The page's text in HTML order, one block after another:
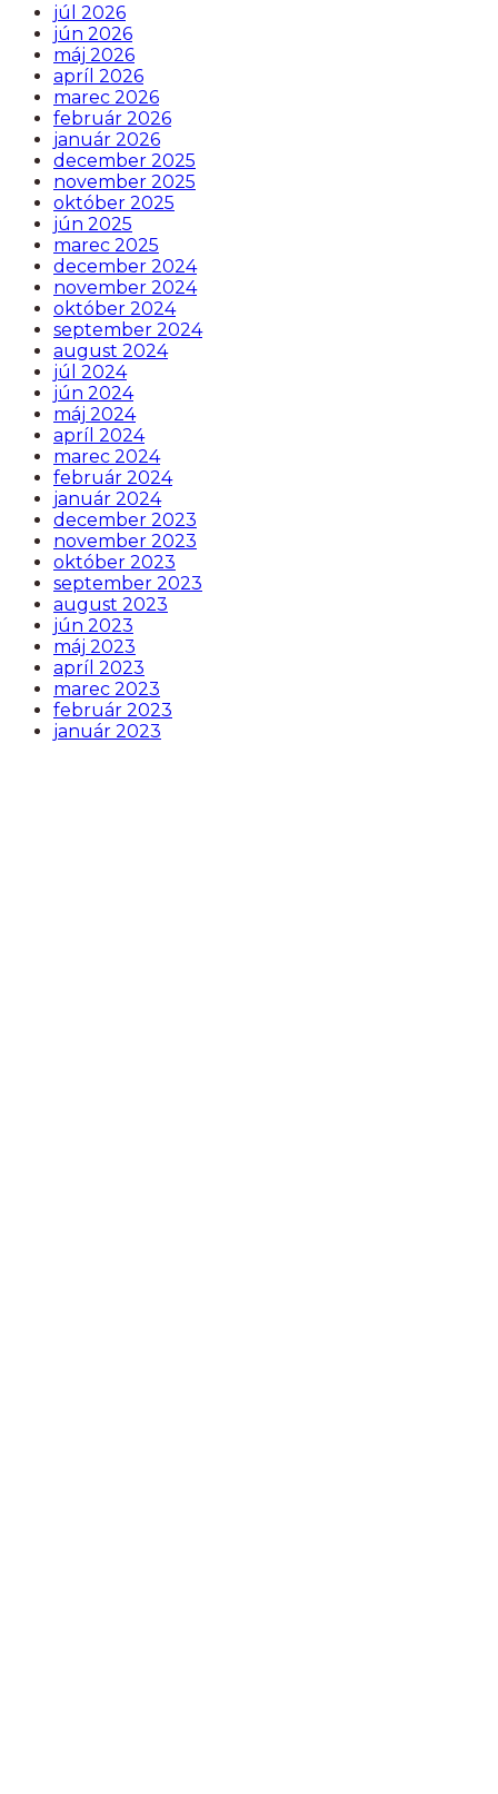
júl 2026
jún 2026
máj 2026
apríl 2026
marec 2026
február 2026
január 2026
december 2025
november 2025
október 2025
jún 2025
marec 2025
december 2024
november 2024
október 2024
september 2024
august 2024
júl 2024
jún 2024
máj 2024
apríl 2024
marec 2024
február 2024
január 2024
december 2023
november 2023
október 2023
september 2023
august 2023
jún 2023
máj 2023
apríl 2023
marec 2023
február 2023
január 2023